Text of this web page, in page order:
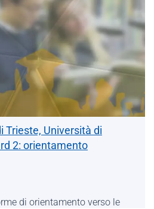
Trieste, Università di
2: orientamento
di orientamento verso le